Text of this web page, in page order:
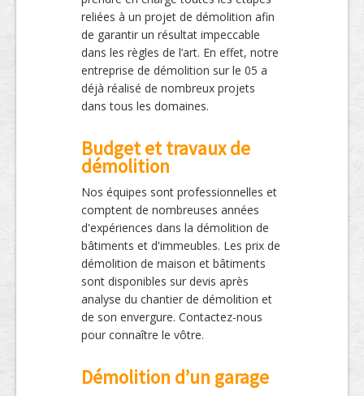
reliées à un projet de démolition afin
de garantir un résultat impeccable
dans les règles de l’art. En effet, notre
entreprise de démolition sur le 05 a
déjà réalisé de nombreux projets
dans tous les domaines.
Budget et travaux de
démolition
Nos équipes sont professionnelles et
comptent de nombreuses années
d'expériences dans la démolition de
bâtiments et d'immeubles. Les prix de
démolition de maison et bâtiments
sont disponibles sur devis après
analyse du chantier de démolition et
de son envergure. Contactez-nous
pour connaître le vôtre.
Démolition d’un garage